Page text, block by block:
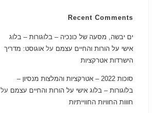
Recent Comments
ים יבשה, מסעה של כונכיה – בלוגורות – בלוג
אישי על הורות והחיים עצמם על אוגוסט: מדריך
הישרדות אטרקציות
סוכות 2022 – אטרקציות והמלצות מנסיון –
בלוגורות – בלוג אישי על הורות והחיים עצמם על
חווות החוויות החווייתיות